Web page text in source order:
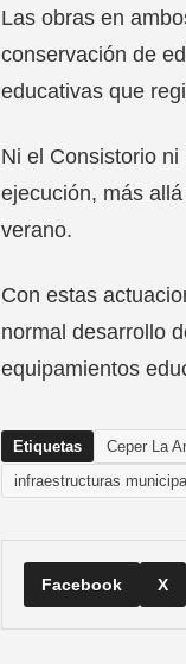
Las obras en
conservación de
educativas que
Ni el Consistorio
ejecución, más
verano.
Con estas
normal desarrollo
equipamientos
Etiquetas Ceper La
infraestructuras
Facebook X